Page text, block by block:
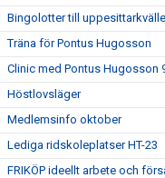
Bingolotter till
Träna för Pontus Hugosson
Clinic med Pontus Hugosson
Höstlovsläger
Medlemsinfo oktober
Lediga ridskoleplatser HT-23
FRIKÖP ideellt arbete och